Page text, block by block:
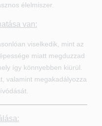
élelmiszer.
van:
viselkedik, mint az
miatt megduzzad
így könnyebben kiürül.
valamint megakadályozza